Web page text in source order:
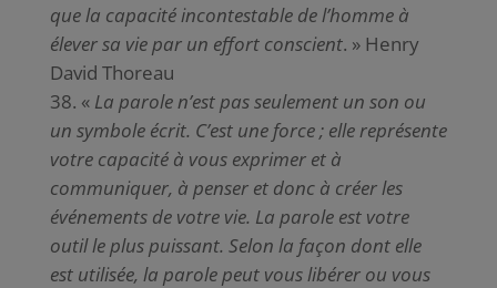
que la capacité incontestable de l’homme à
élever sa vie par un effort conscient. » Henry
David Thoreau
« La parole n’est pas seulement un son ou
un symbole écrit. C’est une force ; elle représente
votre capacité à vous exprimer et à
communiquer, à penser et donc à créer les
événements de votre vie. La parole est votre
outil le plus puissant. Selon la façon dont elle
est utilisée, la parole peut vous libérer ou vous